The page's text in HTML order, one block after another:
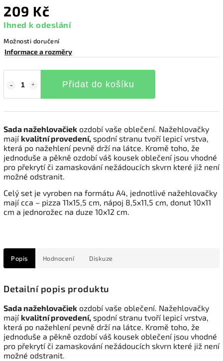
209 Kč
Ihned k odeslání
Možnosti doručení
Informace a rozměry
Přidat do košíku
Sada nažehlovačiek ozdobí vaše oblečení. Nažehlovačky
mají kvalitní provedení, spodní stranu tvoří lepicí vrstva,
která po nažehlení pevně drží na látce. Kromě toho, že
jednoduše a pěkně ozdobí váš kousek oblečení jsou vhodné
pro překrytí či zamaskování nežádoucích skvrn které již není
možné odstranit.
Celý set je vyroben na formátu A4, jednotlivé nažehlovačky
mají cca – pizza 11x15,5 cm, nápoj 8,5x11,5 cm, donut 10x11
cm a jednorožec na duze 10x12 cm.
Popis Hodnocení Diskuze
Detailní popis produktu
Sada nažehlovačiek ozdobí vaše oblečení. Nažehlovačky
mají kvalitní provedení, spodní stranu tvoří lepicí vrstva,
která po nažehlení pevně drží na látce. Kromě toho, že
jednoduše a pěkně ozdobí váš kousek oblečení jsou vhodné
pro překrytí či zamaskování nežádoucích skvrn které již není
možné odstranit.